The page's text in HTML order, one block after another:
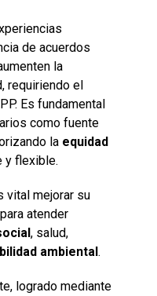
de acuerdos
la
requiriendo el
Es fundamental
como fuente
la equidad
y flexible.
vital mejorar su
atender
, salud,
ambiental.
logrado mediante